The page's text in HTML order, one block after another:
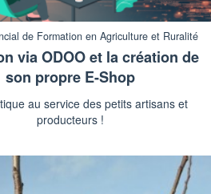
de Formation en Agriculture et Ruralité
via ODOO et la création de
son propre E-Shop
au service des petits artisans et
producteurs !